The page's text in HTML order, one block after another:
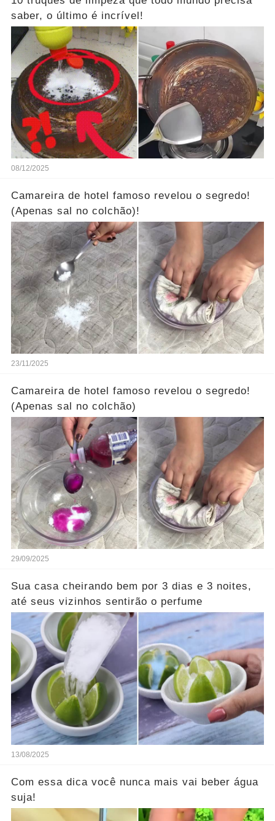
saber, o último é incrível!
08/12/2025
Camareira de hotel famoso revelou o segredo!
(Apenas sal no colchão)!
23/11/2025
Camareira de hotel famoso revelou o segredo!
(Apenas sal no colchão)
29/09/2025
Sua casa cheirando bem por 3 dias e 3 noites,
até seus vizinhos sentirão o perfume
13/08/2025
Com essa dica você nunca mais vai beber água
suja!